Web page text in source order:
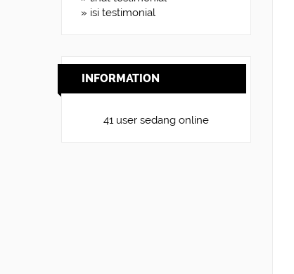
» isi testimonial
INFORMATION
41 user sedang online